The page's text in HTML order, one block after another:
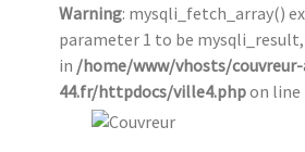
Warning: mysqli_fetch_array()
parameter 1 to be
in /home/www/vhosts/
44.fr/httpdocs/ville4.phpon line